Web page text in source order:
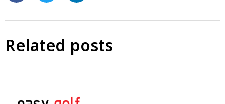
Related posts